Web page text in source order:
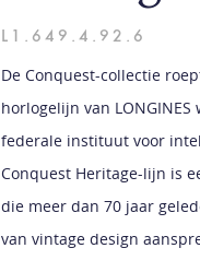
L1.649.4.92.6
De Conquest-collectie
horlogelijn van
federale instituut voor
Conquest Heritage-lijn is
die meer dan 70 jaar
van vintage design